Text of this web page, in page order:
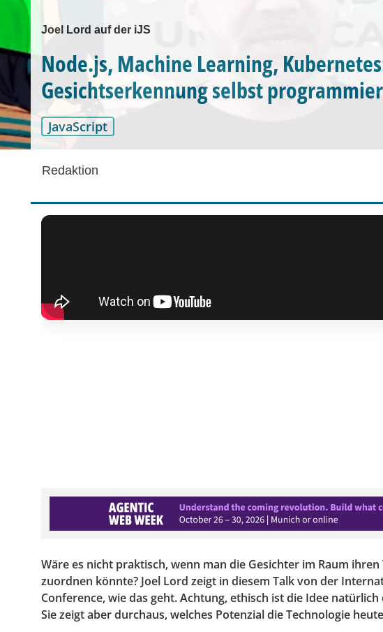
Joel Lord auf der iJS
Node.js, Machine Learning,
Gesichtserkennung selbst
JavaScript
Redaktion
Wäre es nicht praktisch, wenn man die Gesichter im Raum
zuordnen könnte? Joel Lord zeigt in diesem Talk von der
Conference, wie das geht. Achtung, ethisch ist die Idee
Sie zeigt aber durchaus, welches Potenzial die Technologie